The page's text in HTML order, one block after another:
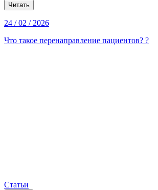
Читать
24 / 02 / 2026
Что такое перенаправление пациентов? ?
Статьи